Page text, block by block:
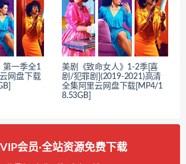
第一季全1
网盘下载
美剧《致命女人》1-2季[喜
剧/犯罪剧](2019-2021)高清
全集阿里云网盘下载[MP4/1
8.53GB]
会员·全站资源免费下载